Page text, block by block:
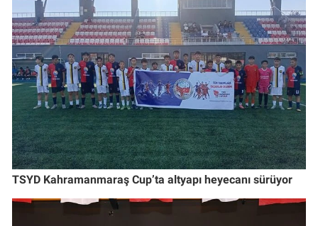
TSYD Kahramanmaraş Cup’ta altyapı heyecanı sürüyor